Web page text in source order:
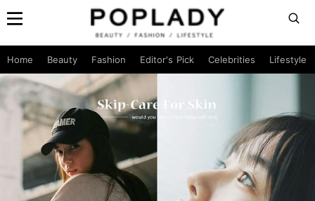
Home Beauty Fashion Editor's Pick Celebrities Lifestyle